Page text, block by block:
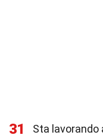
31
Sta lavorando